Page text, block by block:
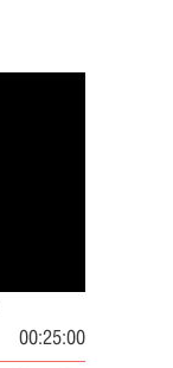
00:25:00